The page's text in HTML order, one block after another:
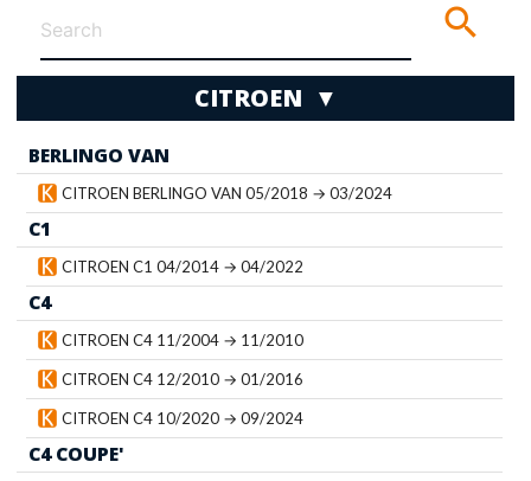
search
CITROEN ▼
BERLINGO VAN
CITROEN BERLINGO VAN 05/2018 → 03/2024
C1
CITROEN C1 04/2014 → 04/2022
C4
CITROEN C4 11/2004 → 11/2010
CITROEN C4 12/2010 → 01/2016
CITROEN C4 10/2020 → 09/2024
C4 COUPE'